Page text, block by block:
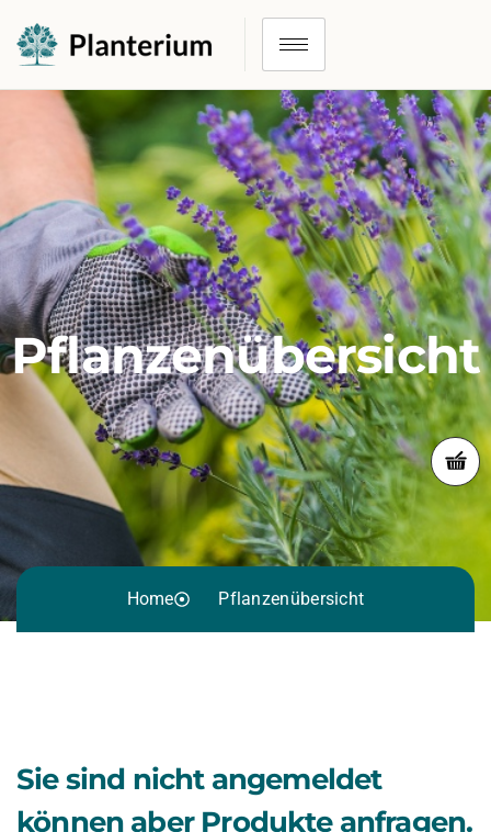
Pflanzenübersicht
Home Pflanzenübersicht
Sie sind nicht angemeldet
können aber Produkte anfragen.